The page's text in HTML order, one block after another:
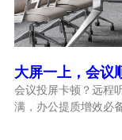
大屏一上，会议
会议投屏卡顿？远程
满，办公提质增效必